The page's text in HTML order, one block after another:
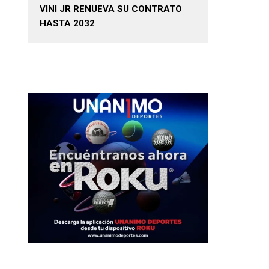
VINI JR RENUEVA SU CONTRATO
HASTA 2032